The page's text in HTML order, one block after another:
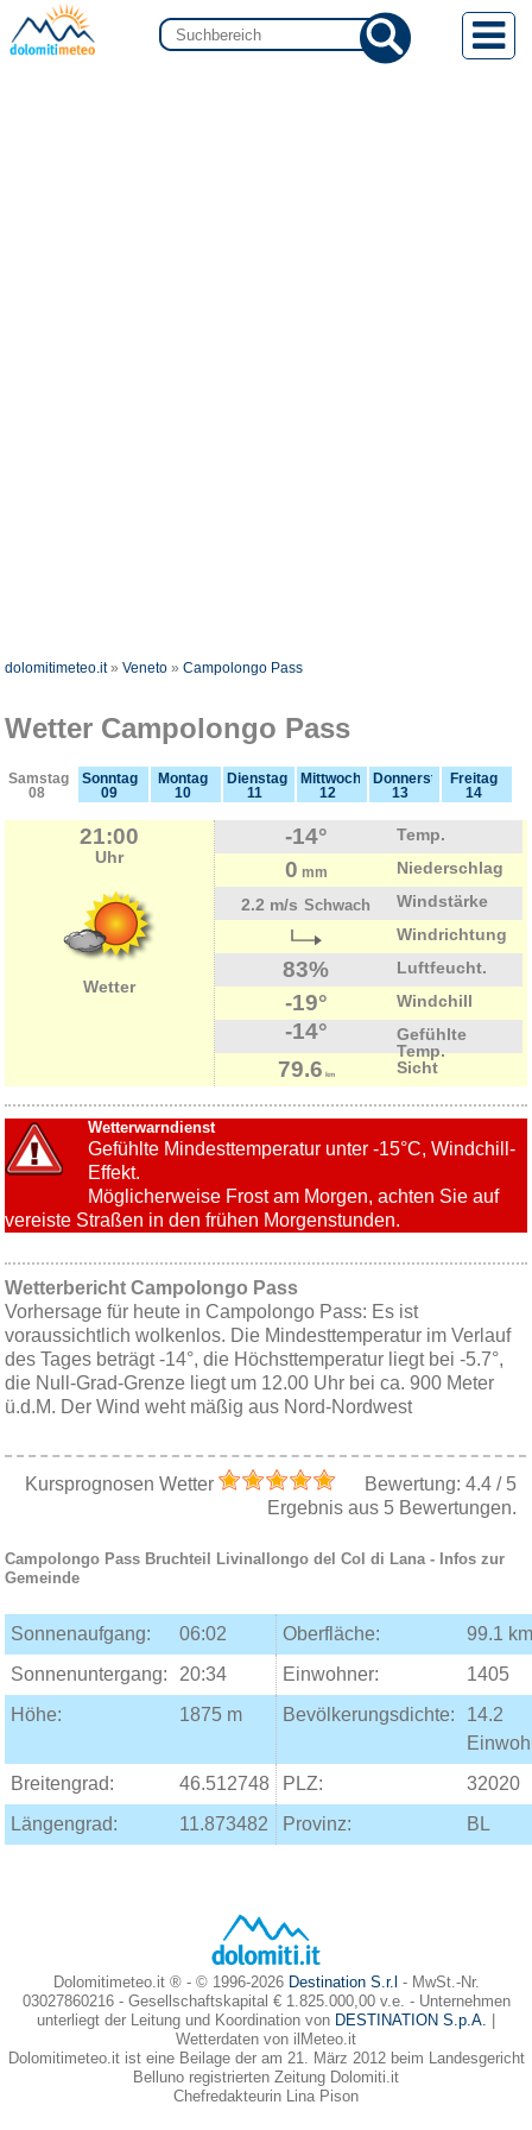
dolomitimeteo.it»Veneto »Campolongo Pass
Wetter Campolongo Pass
Samstag
08
Sonntag
09
Montag
10
Dienstag
11
Mittwoch
12
Donnerstag
13
Freitag
14
21:00
Uhr
Wetter
-14° Temp.
0 mm
Niederschlag
2.2 m/s Schwach
Windstärke
Windrichtung
83% Luftfeucht.
-19° Windchill
-14°
Gefühlte
Temp.
79.6 km Sicht
Wetterwarndienst
Gefühlte Mindesttemperatur unter -15°C, Windchill-
Effekt.
Möglicherweise Frost am Morgen, achten Sie auf
vereiste Straßen in den frühen Morgenstunden.
Wetterbericht Campolongo Pass
Vorhersage für heute in Campolongo Pass: Es ist
voraussichtlich wolkenlos. Die Mindesttemperatur im Verlauf
des Tages beträgt -14°, die Höchsttemperatur liegt bei -5.7°,
die Null-Grad-Grenze liegt um 12.00 Uhr bei ca. 900 Meter
ü.d.M. Der Wind weht mäßig aus Nord-Nordwest
Kursprognosen Wetter Bewertung: 4.4/ 5
Ergebnis aus 5Bewertungen.
Campolongo Pass Bruchteil Livinallongo del Col di Lana- Infos zur
Gemeinde
Sonnenaufgang: 06:02 Oberfläche:
99.1
Sonnenuntergang:
20:34 Einwohner:
1405
Höhe:
1875 m Bevölkerungsdichte:
14.2
Breitengrad:
46.512748 PLZ:
32020
Längengrad:
11.873482 Provinz: BL
Dolomitimeteo.it ® - © 1996-2026 Destination S.r.l - MwSt.-Nr.
03027860216 - Gesellschaftskapital € 1.825.000,00 v.e. - Unternehmen
unterliegt der Leitung und Koordination von DESTINATION S.p.A.
Wetterdaten von ilMeteo.it
Dolomitimeteo.it ist eine Beilage der am 21. März 2012 beim Landesgericht
Belluno registrierten Zeitung Dolomiti.it
Chefredakteurin Lina Pison